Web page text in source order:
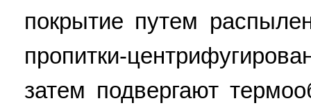
покрытие путем
пропитки-
затем подвергают